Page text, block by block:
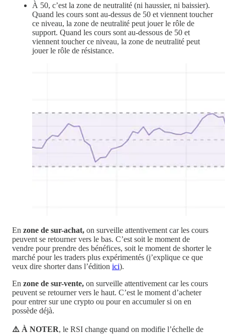
À 50, c’est la zone de neutralité (ni haussier, ni baissier).
Quand les cours sont au-dessus de 50 et viennent toucher
ce niveau, la zone de neutralité peut jouer le rôle de
support. Quand les cours sont au-dessous de 50 et
viennent toucher ce niveau, la zone de neutralité peut
jouer le rôle de résistance.
En zone de sur-achat, on surveille attentivement car les cours
peuvent se retourner vers le bas. C’est soit le moment de
vendre pour prendre des bénéfices, soit le moment de shorter le
marché pour les traders plus expérimentés (j’explique ce que
veux dire shorter dans l’édition ici).
En zone de sur-vente, on surveille attentivement car les cours
peuvent se retourner vers le haut. C’est le moment d’acheter
pour entrer sur une crypto ou pour en accumuler si on en
possède déjà.
⚠️ À NOTER, le RSI change quand on modifie l’échelle de